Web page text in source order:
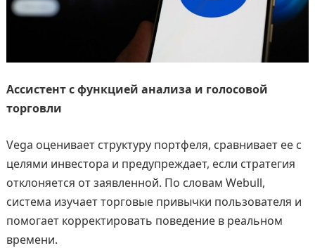
Ассистент с функцией анализа и голосовой
торговли
Vega оценивает структуру портфеля, сравнивает ее с
целями инвестора и предупреждает, если стратегия
отклоняется от заявленной. По словам Webull,
система изучает торговые привычки пользователя и
помогает корректировать поведение в реальном
времени.